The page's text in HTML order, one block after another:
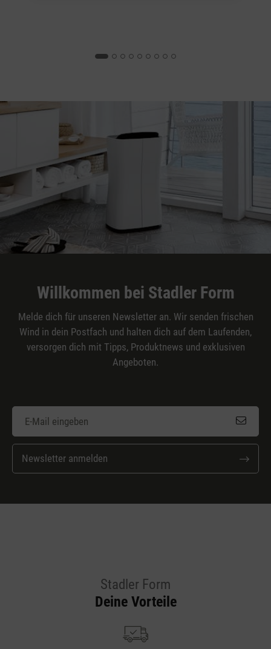
Willkommen bei Stadler Form
Melde dich für unseren Newsletter an. Wir senden frischen
Wind in dein Postfach und halten dich auf dem Laufenden,
versorgen dich mit Tipps, Produktnews und exklusiven
Angeboten.
Newsletter anmelden
Stadler Form
Deine Vorteile